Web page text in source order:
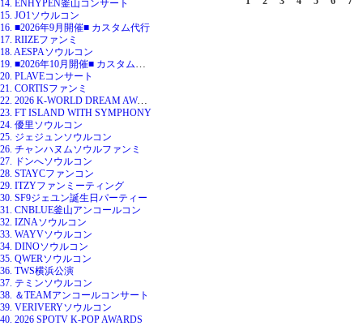
14. ENHYPEN釜山コンサート
15. JO1ソウルコン
16. ■2026年9月開催■ カスタム代行
17. RIIZEファンミ
18. AESPAソウルコン
19. ■2026年10月開催■ カスタム代行
20. PLAVEコンサート
21. CORTISファンミ
22. 2026 K-WORLD DREAM AWARDS
23. FT ISLAND WITH SYMPHONY
24. 優里ソウルコン
25. ジェジュンソウルコン
26. チャンハヌムソウルファンミ
27. ドンへソウルコン
28. STAYCファンコン
29. ITZYファンミーティング
30. SF9ジェユン誕生日パーティー
31. CNBLUE釜山アンコールコン
32. IZNAソウルコン
33. WAYVソウルコン
34. DINOソウルコン
35. QWERソウルコン
36. TWS横浜公演
37. テミンソウルコン
38. ＆TEAMアンコールコンサート
39. VERIVERYソウルコン
40. 2026 SPOTV K-POP AWARDS